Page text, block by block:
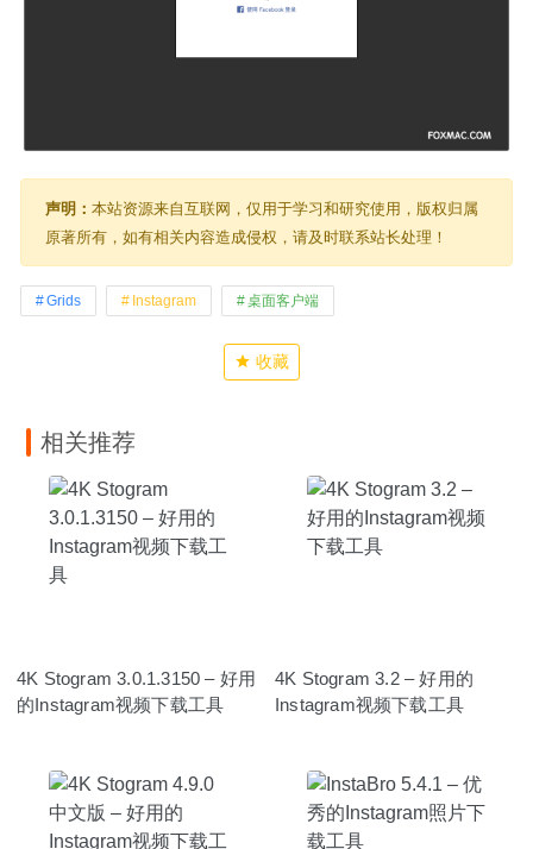
声明： 本站资源来自互联网，仅用于学习和研究使用，版权归属
原著所有，如有相关内容造成侵权，请及时联系站长处理！
Grids Instagram 桌面客户端
收藏
相关推荐
4K Stogram 3.0.1.3150 – 好用
的Instagram视频下载工具
4K Stogram 3.2 – 好用的
Instagram视频下载工具